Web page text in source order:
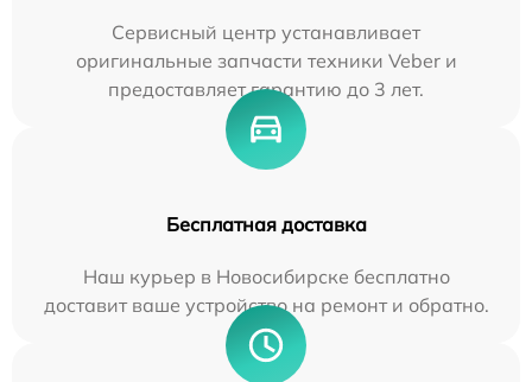
Сервисный центр устанавливает
оригинальные запчасти техники Veber и
предоставляет гарантию до 3 лет.
Бесплатная доставка
Наш курьер в Новосибирске бесплатно
доставит ваше устройство на ремонт и обратно.